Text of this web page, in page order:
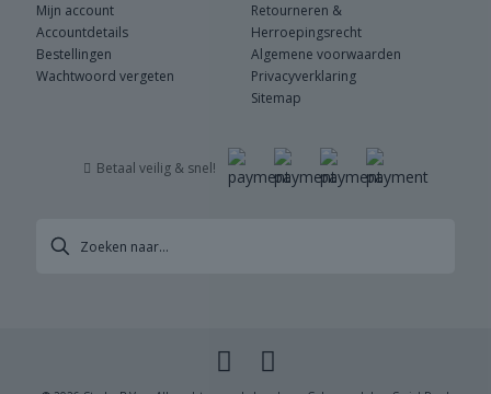
Mijn account
Accountdetails
Bestellingen
Wachtwoord vergeten
Retourneren &
Herroepingsrecht
Algemene voorwaarden
Privacyverklaring
Sitemap
Betaal veilig & snel!